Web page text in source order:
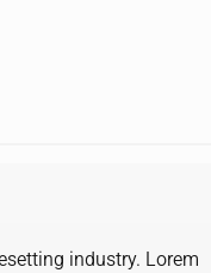
industry. Lorem